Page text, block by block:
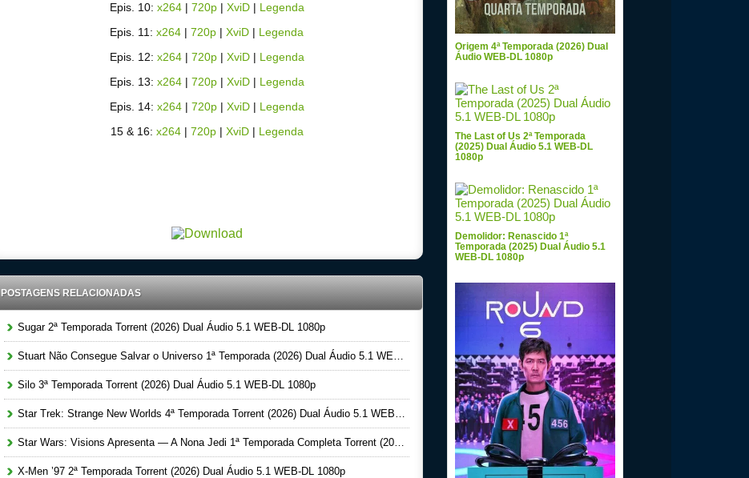
Epis. 10: x264 | 720p | XviD | Legenda
Epis. 11: x264 | 720p | XviD | Legenda
Epis. 12: x264 | 720p | XviD | Legenda
Epis. 13: x264 | 720p | XviD| Legenda
Epis. 14: x264 | 720p | XviD| Legenda
15 & 16: x264 | 720p | XviD | Legenda
POSTAGENS RELACIONADAS
Sugar 2ª Temporada Torrent (2026) Dual Áudio 5.1 WEB-DL 1080p
Stuart Não Consegue Salvar o Universo 1ª Temporada (2026) Dual Áudio 5.1 WEB-DL 1080p
Silo 3ª Temporada Torrent (2026) Dual Áudio 5.1 WEB-DL 1080p
Star Trek: Strange New Worlds 4ª Temporada Torrent (2026) Dual Áudio 5.1 WEB-DL 1080p
Star Wars: Visions Apresenta — A Nona Jedi 1ª Temporada Completa Torrent (2026) Dual Áudio 5.1 WEB-DL 1080p
X-Men ’97 2ª Temporada Torrent (2026) Dual Áudio 5.1 WEB-DL 1080p
Origem 4ª Temporada (2026) Dual
Áudio WEB-DL 1080p
The Last of Us 2ª Temporada
(2025) Dual Áudio 5.1 WEB-DL
1080p
Demolidor: Renascido 1ª
Temporada (2025) Dual Áudio 5.1
WEB-DL 1080p